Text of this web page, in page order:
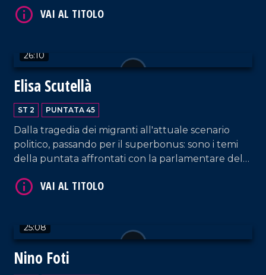
26:10
Elisa Scutellà
ST 2 PUNTATA 45
Dalla tragedia dei migranti all'attuale scenario
politico, passando per il superbonus: sono i temi
della puntata affrontati con la parlamentare del
25:08
Nino Foti